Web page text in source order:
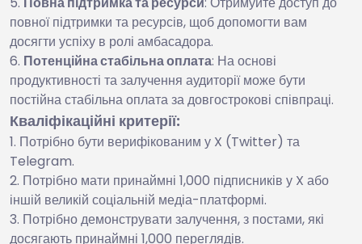
повної підтримки та ресурсів, щоб допомогти вам
досягти успіху в ролі амбасадора.
Потенційна стабільна оплата: На основі
продуктивності та залучення аудиторії може бути
постійна стабільна оплата за довгострокові співпраці.
Кваліфікаційні критерії:
Потрібно бути верифікованим у X (Twitter) та
Telegram.
Потрібно мати принаймні 1,000 підписників у X або
іншій великій соціальній медіа-платформі.
Потрібно демонструвати залучення, з постами, які
досягають принаймні 1,000 переглядів.